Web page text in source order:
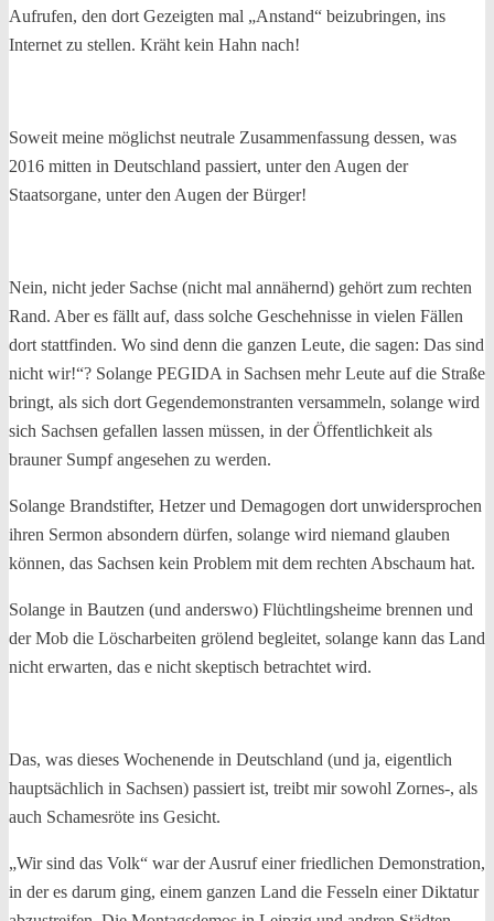
Aufrufen, den dort Gezeigten mal „Anstand“ beizubringen, ins
Internet zu stellen. Kräht kein Hahn nach!
Soweit meine möglichst neutrale Zusammenfassung dessen, was
2016 mitten in Deutschland passiert, unter den Augen der
Staatsorgane, unter den Augen der Bürger!
Nein, nicht jeder Sachse (nicht mal annähernd) gehört zum rechten
Rand. Aber es fällt auf, dass solche Geschehnisse in vielen Fällen
dort stattfinden. Wo sind denn die ganzen Leute, die sagen: Das sind
nicht wir!“? Solange PEGIDA in Sachsen mehr Leute auf die Straße
bringt, als sich dort Gegendemonstranten versammeln, solange wird
sich Sachsen gefallen lassen müssen, in der Öffentlichkeit als
brauner Sumpf angesehen zu werden.
Solange Brandstifter, Hetzer und Demagogen dort unwidersprochen
ihren Sermon absondern dürfen, solange wird niemand glauben
können, das Sachsen kein Problem mit dem rechten Abschaum hat.
Solange in Bautzen (und anderswo) Flüchtlingsheime brennen und
der Mob die Löscharbeiten grölend begleitet, solange kann das Land
nicht erwarten, das e nicht skeptisch betrachtet wird.
Das, was dieses Wochenende in Deutschland (und ja, eigentlich
hauptsächlich in Sachsen) passiert ist, treibt mir sowohl Zornes-, als
auch Schamesröte ins Gesicht.
„Wir sind das Volk“ war der Ausruf einer friedlichen Demonstration,
in der es darum ging, einem ganzen Land die Fesseln einer Diktatur